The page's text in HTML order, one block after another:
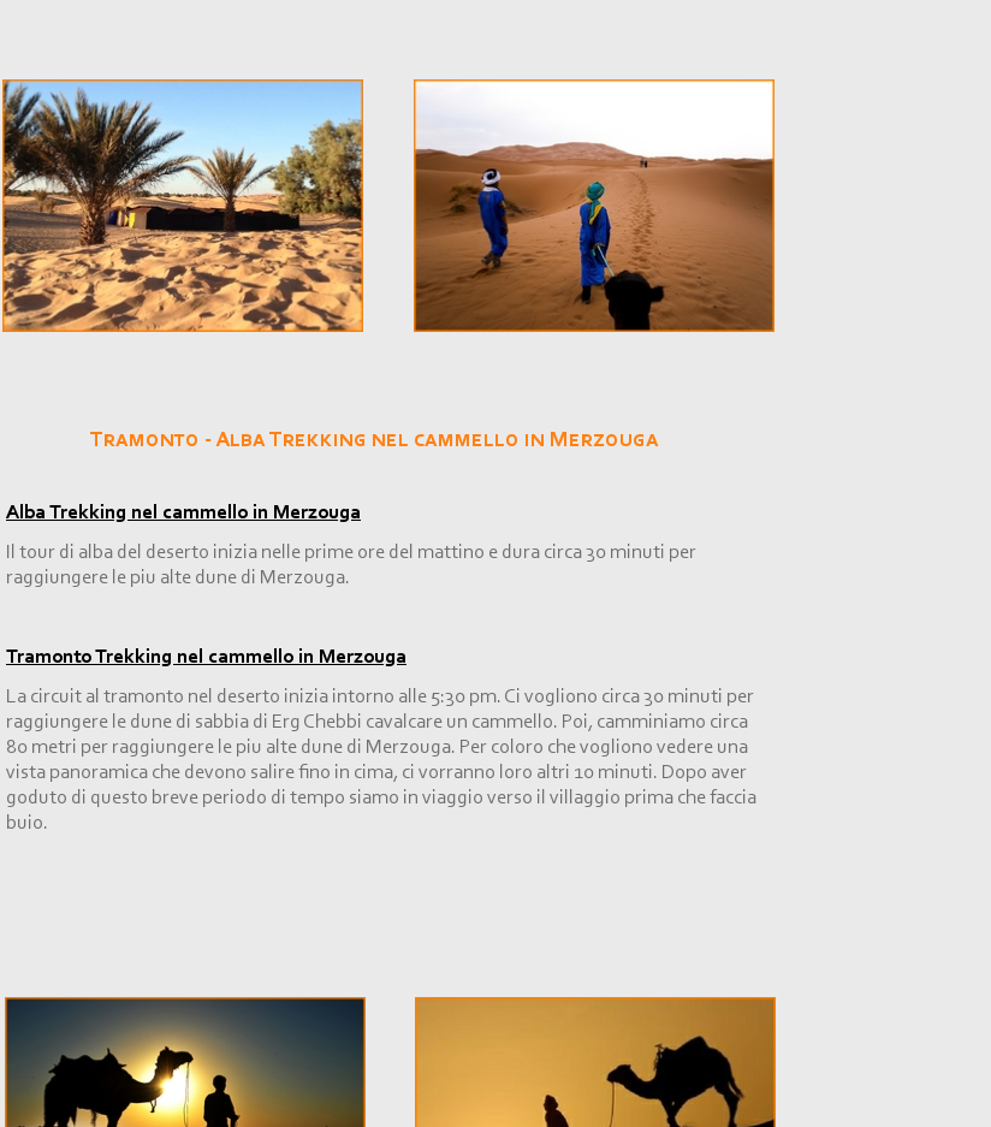
Tramonto -Alba Trekking nel cammello in Merzouga
Alba Trekking nel cammello in Merzouga
Il tour di alba del deserto inizia nelle prime ore del mattino e dura circa 30 minuti per
raggiungere le piu alte dune di Merzouga.
Tramonto Trekking nel cammello in Merzouga
La circuit al tramonto nel deserto inizia intorno alle 5:30 pm. Ci vogliono circa 30 minuti per
raggiungere le dune di sabbia di Erg Chebbi cavalcare un cammello. Poi, camminiamo circa
80 metri per raggiungere le piu alte dune di Merzouga. Per coloro che vogliono vedere una
vista panoramica che devono salire fino in cima, ci vorranno loro altri 10 minuti. Dopo aver
goduto di questo breve periodo di tempo siamo in viaggio verso il villaggio prima che faccia
buio.